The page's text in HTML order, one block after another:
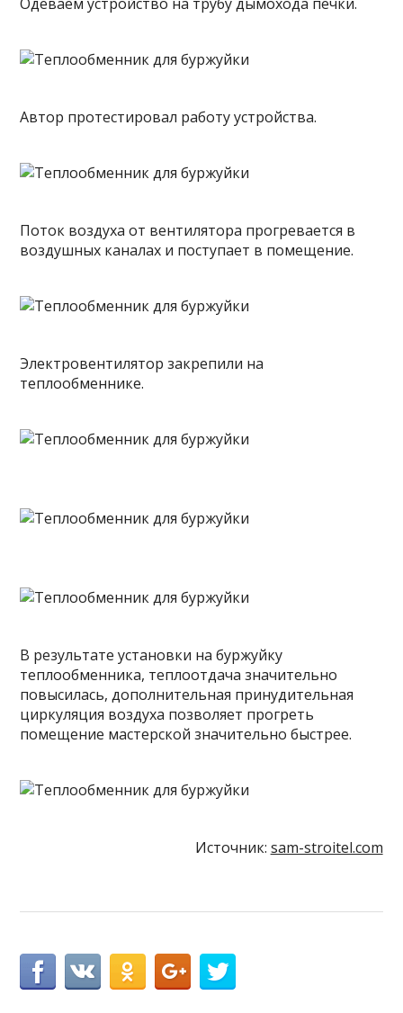
Автор протестировал работу устройства.
Поток воздуха от вентилятора прогревается в
воздушных каналах и поступает в помещение.
Электровентилятор закрепили на
теплообменнике.
В результате установки на буржуйку
теплообменника, теплоотдача значительно
повысилась, дополнительная принудительная
циркуляция воздуха позволяет прогреть
помещение мастерской значительно быстрее.
Источник: sam-stroitel.com